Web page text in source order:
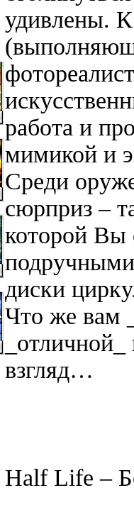
удивлены.
работа и
мимикой и
Среди
сюрприз –
которой Вы
диски
Что же вам
взгляд…
Half Life –